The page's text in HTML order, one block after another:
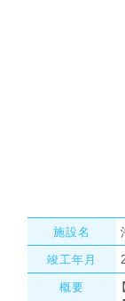
施設名
竣工年月
概要